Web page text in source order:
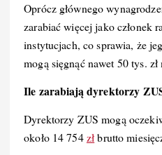
Oprócz głównego
zarabiać więcej jako członek
instytucjach, co sprawia, że
mogą sięgnąć nawet 50 tys.
Ile zarabiają dyrektorzy
Dyrektorzy ZUS mogą
około 14 754złbrutto